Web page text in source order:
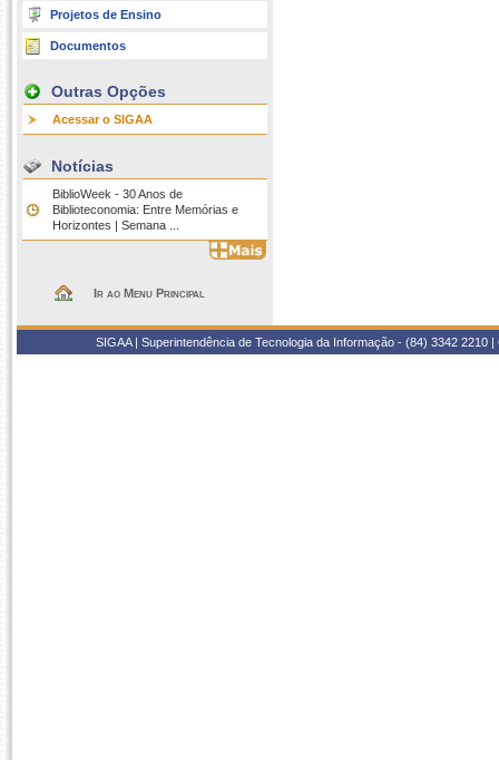
Projetos de Ensino
Documentos
Outras Opções
Acessar o SIGAA
Notícias
BiblioWeek - 30 Anos de
Biblioteconomia: Entre Memórias e
Horizontes | Semana ...
Ir ao Menu Principal
SIGAA | Superintendência de Tecnologia da Informação - (84) 3342